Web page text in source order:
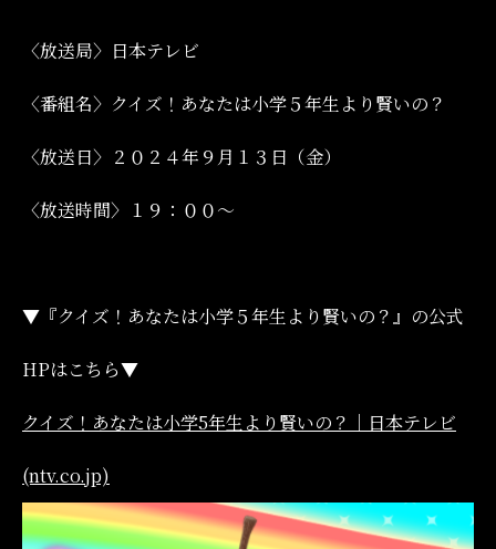
〈放送局〉 日本テレビ
〈番組名〉 クイズ！あなたは小学５年生より賢いの？
〈放送日〉２０２４年９月１３日（金）
〈放送時間〉１９：００～
▼『クイズ！あなたは小学５年生より賢いの？』の公式
HPはこちら▼
クイズ！あなたは小学5年生より賢いの？｜日本テレビ
(ntv.co.jp)